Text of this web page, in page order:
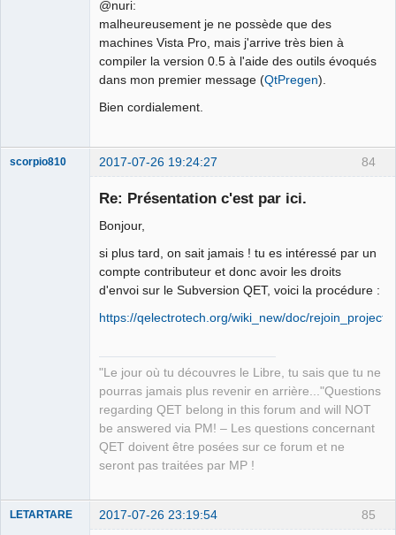
@nuri:
malheureusement je ne possède que des
machines Vista Pro, mais j'arrive très bien à
compiler la version 0.5 à l'aide des outils évoqués
dans mon premier message (QtPregen).
Bien cordialement.
84
scorpio810 2017-07-26 19:24:27
Re: Présentation c'est par ici.
Bonjour,
si plus tard, on sait jamais ! tu es intéressé par un
compte contributeur et donc avoir les droits
d'envoi sur le Subversion QET, voici la procédure :
https://qelectrotech.org/wiki_new/doc/rejoin_project
"Le jour où tu découvres le Libre, tu sais que tu ne
pourras jamais plus revenir en arrière..."Questions
regarding QET belong in this forum and will NOT
be answered via PM! – Les questions concernant
QET doivent être posées sur ce forum et ne
seront pas traitées par MP !
85
LETARTARE 2017-07-26 23:19:54